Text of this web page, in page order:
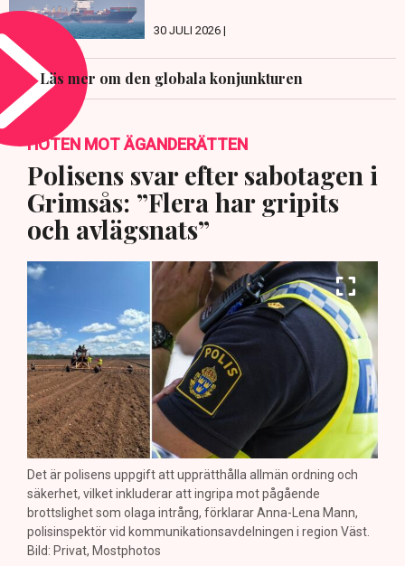
30 JULI 2026 |
Läs mer om den globala konjunkturen
HOTEN MOT ÄGANDERÄTTEN
Polisens svar efter sabotagen i
Grimsås: ”Flera har gripits
och avlägsnats”
Det är polisens uppgift att upprätthålla allmän ordning och
säkerhet, vilket inkluderar att ingripa mot pågående
brottslighet som olaga intrång, förklarar Anna-Lena Mann,
polisinspektör vid kommunikationsavdelningen i region Väst.
Bild: Privat, Mostphotos